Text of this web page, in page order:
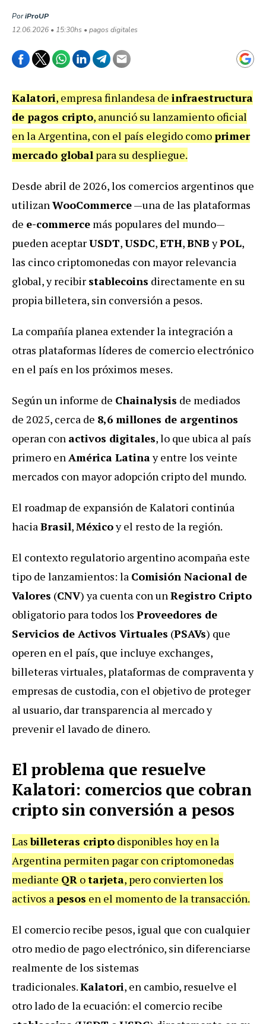
PoriProUP
12.06.2026 • 15:30hs • pagos digitales
Kalatori, empresa finlandesa de infraestructura
de pagos cripto, anunció su lanzamiento oficial
en la Argentina, con el país elegido comoprimer
mercado global para su despliegue.
Desde abril de 2026, los comercios argentinos que
utilizanWooCommerce—una de las plataformas
de e-commerce más populares del mundo—
pueden aceptarUSDT,USDC,ETH,BNByPOL,
las cinco criptomonedas con mayor relevancia
global, y recibir stablecoins directamente en su
propia billetera, sin conversión a pesos.
La compañía planea extender la integración a
otras plataformas líderes de comercio electrónico
en el país en los próximos meses.
Según un informe de Chainalysis de mediados
de 2025, cerca de 8,6 millones de argentinos
operan con activos digitales, lo que ubica al país
primero enAmérica Latinay entre los veinte
mercados con mayor adopción cripto del mundo.
El roadmap de expansión de Kalatori continúa
haciaBrasil,Méxicoy el resto de la región.
El contexto regulatorio argentino acompaña este
tipo de lanzamientos: la Comisión Nacional de
Valores (CNV) ya cuenta con unRegistro Cripto
obligatorio para todos los Proveedores de
Servicios de Activos Virtuales (PSAVs) que
operen en el país, que incluye exchanges,
billeteras virtuales, plataformas de compraventa y
empresas de custodia, con el objetivo de proteger
al usuario, dar transparencia al mercado y
prevenir el lavado de dinero.
El problema que resuelve
Kalatori: comercios que cobran
cripto sin conversión a pesos
Lasbilleteras cripto disponibles hoy en la
Argentina permiten pagar con criptomonedas
mediante QR otarjeta, pero convierten los
activos apesos en el momento de la transacción.
El comercio recibe pesos, igual que con cualquier
otro medio de pago electrónico, sin diferenciarse
realmente de los sistemas
tradicionales.Kalatori, en cambio, resuelve el
otro lado de la ecuación: el comercio recibe